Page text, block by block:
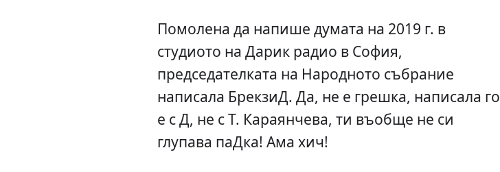
Помолена да напише думата на 2019 г. в
студиото на Дарик радио в София,
председателката на Народното събрание
написала БрекзиД. Да, не е грешка, написала го
е с Д, не с Т. Караянчева, ти въобще не си
глупава паДка! Ама хич!